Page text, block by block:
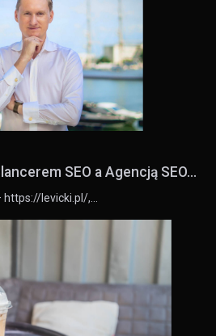
SEO a Agencją SEO...
levicki.pl/,…